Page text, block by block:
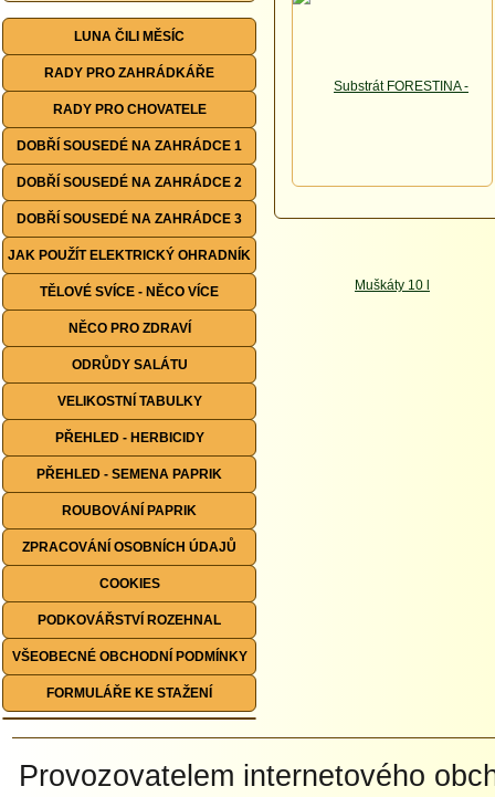
LUNA ČILI MĚSÍC
RADY PRO ZAHRÁDKÁŘE
RADY PRO CHOVATELE
DOBŘÍ SOUSEDÉ NA ZAHRÁDCE 1
DOBŘÍ SOUSEDÉ NA ZAHRÁDCE 2
DOBŘÍ SOUSEDÉ NA ZAHRÁDCE 3
JAK POUŽÍT ELEKTRICKÝ OHRADNÍK
TĚLOVÉ SVÍCE - NĚCO VÍCE
NĚCO PRO ZDRAVÍ
ODRŮDY SALÁTU
VELIKOSTNÍ TABULKY
PŘEHLED - HERBICIDY
PŘEHLED - SEMENA PAPRIK
ROUBOVÁNÍ PAPRIK
ZPRACOVÁNÍ OSOBNÍCH ÚDAJŮ
COOKIES
PODKOVÁŘSTVÍ ROZEHNAL
VŠEOBECNÉ OBCHODNÍ PODMÍNKY
FORMULÁŘE KE STAŽENÍ
Provozovatelem internetového